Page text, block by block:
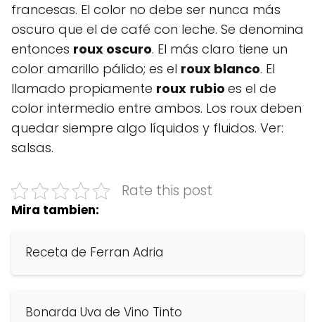
francesas. El color no debe ser nunca más
oscuro que el de café con leche. Se denomina
entonces roux oscuro. El más claro tiene un
color amarillo pálido; es el roux blanco. El
llamado propiamente roux rubio es el de
color intermedio entre ambos. Los roux deben
quedar siempre algo líquidos y fluidos. Ver:
salsas.
Rate this post
Mira tambien:
Receta de Ferran Adria
Bonarda Uva de Vino Tinto